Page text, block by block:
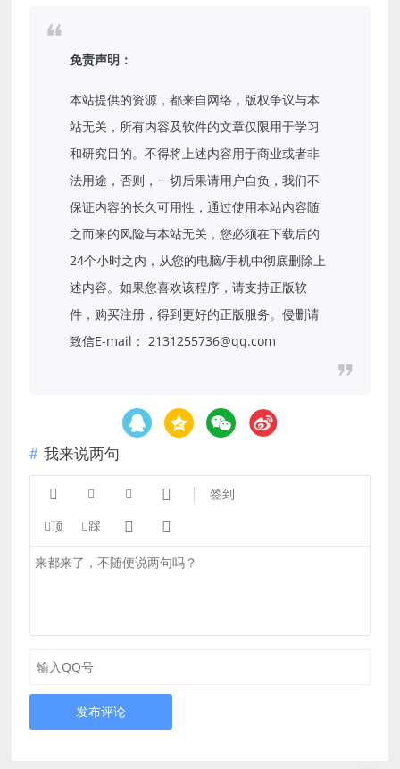
免责声明：
本站提供的资源，都来自网络，版权争议与本
站无关，所有内容及软件的文章仅限用于学习
和研究目的。不得将上述内容用于商业或者非
法用途，否则，一切后果请用户自负，我们不
保证内容的长久可用性，通过使用本站内容随
之而来的风险与本站无关，您必须在下载后的
24个小时之内，从您的电脑/手机中彻底删除上
述内容。如果您喜欢该程序，请支持正版软
件，购买注册，得到更好的正版服务。侵删请
致信E-mail： 2131255736@qq.com
我来说两句
    签到
顶 踩  
发布评论